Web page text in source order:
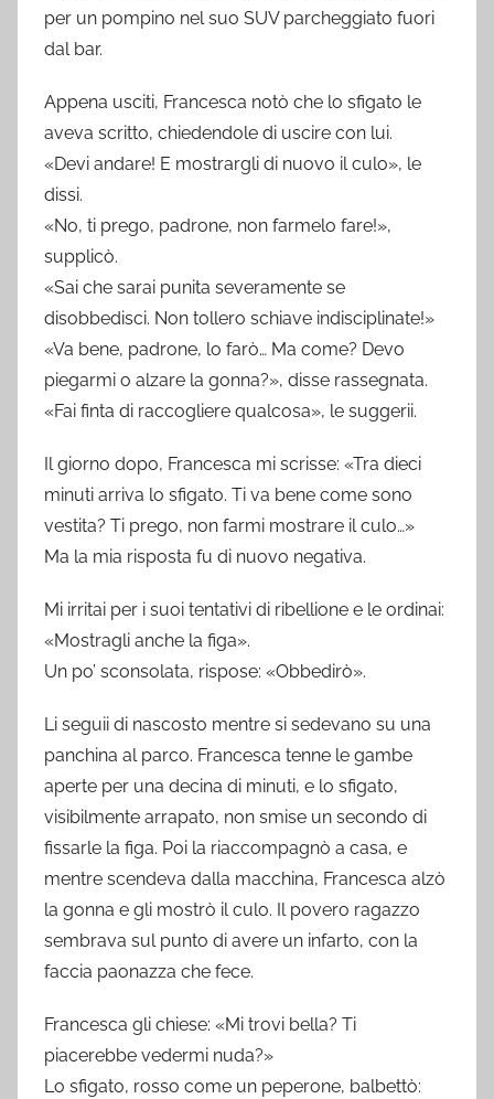
per un pompino nel suo SUV parcheggiato fuori
dal bar.
Appena usciti, Francesca notò che lo sfigato le
aveva scritto, chiedendole di uscire con lui.
«Devi andare! E mostrargli di nuovo il culo», le
dissi.
«No, ti prego, padrone, non farmelo fare!»,
supplicò.
«Sai che sarai punita severamente se
disobbedisci. Non tollero schiave indisciplinate!»
«Va bene, padrone, lo farò… Ma come? Devo
piegarmi o alzare la gonna?», disse rassegnata.
«Fai finta di raccogliere qualcosa», le suggerii.
Il giorno dopo, Francesca mi scrisse: «Tra dieci
minuti arriva lo sfigato. Ti va bene come sono
vestita? Ti prego, non farmi mostrare il culo…»
Ma la mia risposta fu di nuovo negativa.
Mi irritai per i suoi tentativi di ribellione e le ordinai:
«Mostragli anche la figa».
Un po’ sconsolata, rispose: «Obbedirò».
Li seguii di nascosto mentre si sedevano su una
panchina al parco. Francesca tenne le gambe
aperte per una decina di minuti, e lo sfigato,
visibilmente arrapato, non smise un secondo di
fissarle la figa. Poi la riaccompagnò a casa, e
mentre scendeva dalla macchina, Francesca alzò
la gonna e gli mostrò il culo. Il povero ragazzo
sembrava sul punto di avere un infarto, con la
faccia paonazza che fece.
Francesca gli chiese: «Mi trovi bella? Ti
piacerebbe vedermi nuda?»
Lo sfigato, rosso come un peperone, balbettò: